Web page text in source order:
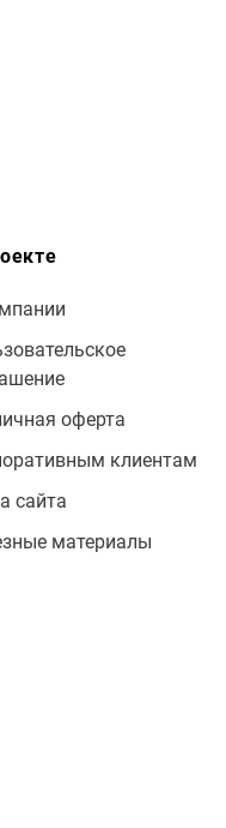
оферта
клиентам
сайта
материалы